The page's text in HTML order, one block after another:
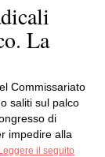
La
Commissariato
saliti sul palco
di
impedire alla
Leggere il seguito